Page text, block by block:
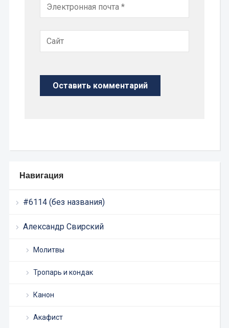
Навигация
#6114 (без названия)
Александр Свирский
Молитвы
Тропарь и кондак
Канон
Акафист